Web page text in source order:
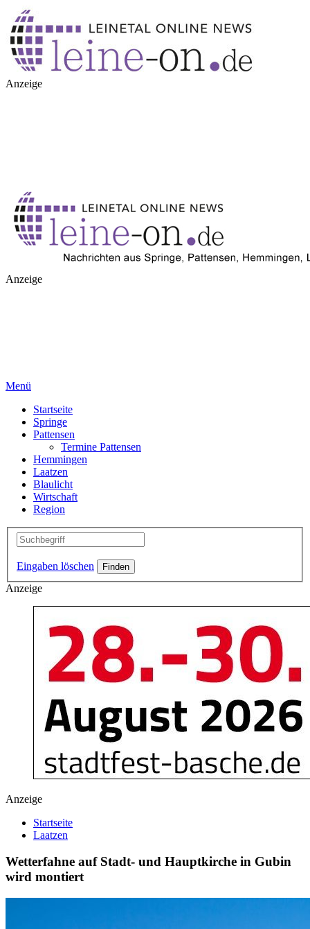
Anzeige
Anzeige
Menü
Startseite
Springe
Pattensen
Termine Pattensen
Hemmingen
Laatzen
Blaulicht
Wirtschaft
Region
Eingaben löschen
Anzeige
Anzeige
Startseite
Laatzen
Wetterfahne auf Stadt- und Hauptkirche in Gubin
wird montiert